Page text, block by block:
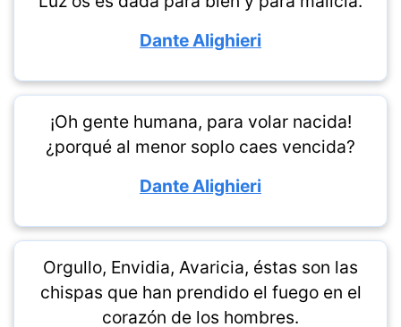
Dante Alighieri
¡Oh gente humana, para volar nacida!
¿porqué al menor soplo caes vencida?
Dante Alighieri
Orgullo, Envidia, Avaricia, éstas son las
chispas que han prendido el fuego en el
corazón de los hombres.